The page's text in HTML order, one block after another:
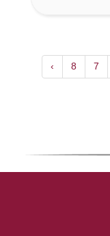
7
8
›